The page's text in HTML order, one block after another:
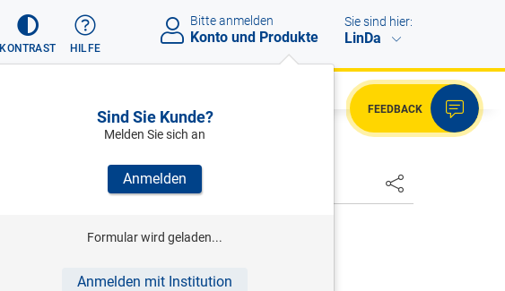
KONTRAST HILFE
Bitte anmelden
Konto und Produkte
Sind Sie Kunde?
Melden Sie sich an
Anmelden
Formular wird geladen...
Anmelden mit Institution
Sie sind hier:
LinDa
FEEDBACK
NÄCHSTER
HITZ/SCHRENK